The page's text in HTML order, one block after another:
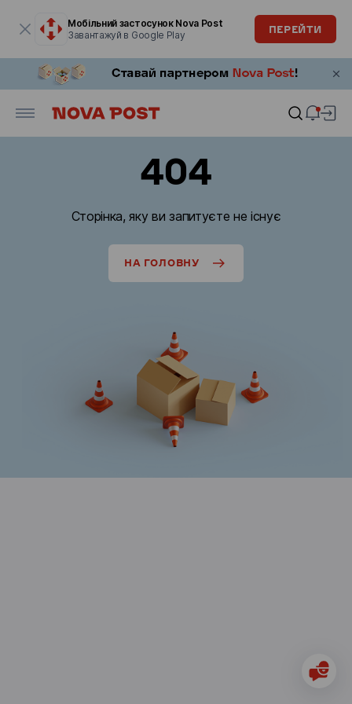
Мобільний застосунок Nova Post
Завантажуй в Google Play
ПЕРЕЙТИ
404
Сторінка, яку ви запитуєте не існує
НА ГОЛОВНУ